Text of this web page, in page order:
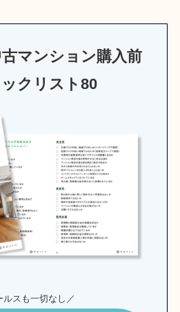
マンション購入前
クリスト80
ルスも一切なし／